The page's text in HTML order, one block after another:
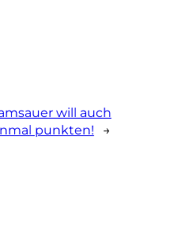
will auch
punkten!
→